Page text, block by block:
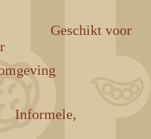
voor